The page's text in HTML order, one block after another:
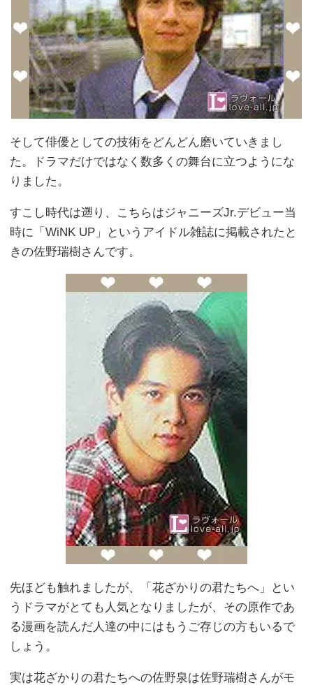
そして俳優としての技術をどんどん磨いていきまし
た。ドラマだけではなく数多くの舞台に立つようにな
りました。
すこし時代は遡り、こちらはジャニーズJr.デビュー当
時に「WiNK UP」というアイドル雑誌に掲載されたと
きの佐野瑞樹さんです。
先ほども触れましたが、「花ざかりの君たちへ」とい
うドラマがとても人気となりましたが、その原作であ
る漫画を読んだ人達の中にはもうご存じの方もいるで
しょう。
実は花ざかりの君たちへの佐野泉は佐野瑞樹さんがモ